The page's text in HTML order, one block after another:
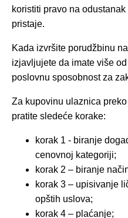
koristiti pravo na
pristaje.
Kada izvršite porudžbinu
izjavljujete da imate više
poslovnu sposobnost za
Za kupovinu ulaznica
pratite sledeće korake:
korak 1 - biranje
cenovnoj kategoriji;
korak 2 – biranje
korak 3 – upisivanje
opštih uslova;
korak 4 – plaćanje;